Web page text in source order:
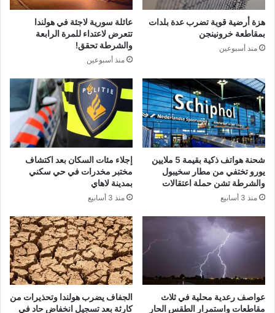
هزة أرضية قوية تضرب عدة بلدات
بمقاطعة خرونينجن
منذ أسبوعين
عائلة سورية لاجئة في هولندا
تتعرض لاعتداء للمرة الرابعة
والشرطة تحقق!
منذ أسبوعين
شحنة هواتف ذكية بقيمة 5 ملايين
يورو تختفي من مطار سخيبول
والشرطة تشن حملة اعتقالات
منذ 3 أسابيع
إجلاء مئات السكان بعد اكتشاف
مختبر مخدرات في حي سكني
بمدينة لاهاي
منذ 3 أسابيع
عواصف رعدية محلية في ثلاث
مقاطعات واستمرار الطقس الحار
الجفاف يضرب هولندا وتحذيرات من
كارثة بعد تسجيل انخفاض حاد في